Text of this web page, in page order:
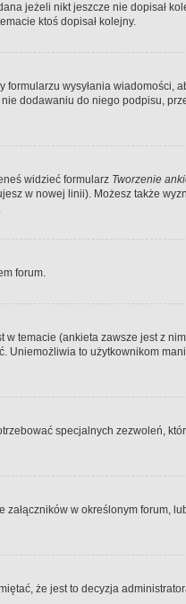
jeżeli nikt jeszcze nie dopisał
ktoś dopisał kolejny.
formularzu wysyłania wiadomości,
dodawaniu do niego podpisu,
widzieć formularz Tworzenie
w nowej linii). Możesz także
forum.
temacie (ankieta zawsze jest z
to użytkownikom
specjalnych zezwoleń,
w określonym forum,
że jest to decyzja